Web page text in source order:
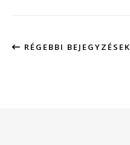
RÉGEBBI BEJEGYZÉSEK